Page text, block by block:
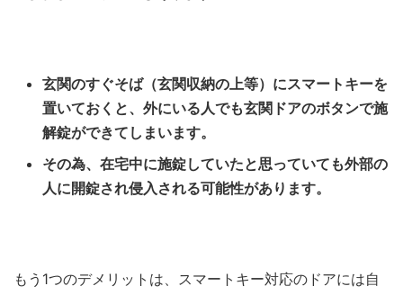
玄関のすぐそば（玄関収納の上等）にスマートキーを
置いておくと、外にいる人でも玄関ドアのボタンで施
解錠ができてしまいます。
その為、在宅中に施錠していたと思っていても外部の
人に開錠され侵入される可能性があります。
もう1つのデメリットは、スマートキー対応のドアには自